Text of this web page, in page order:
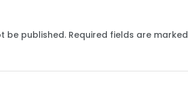
be published. Required fields are marked